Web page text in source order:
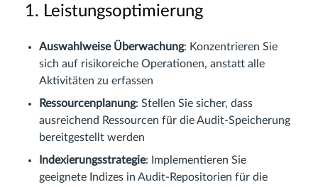
1. Leistungsoptimierung
Auswahlweise Überwachung: Konzentrieren Sie
sich auf risikoreiche Operationen, anstatt alle
Aktivitäten zu erfassen
Ressourcenplanung: Stellen Sie sicher, dass
ausreichend Ressourcen für die Audit-Speicherung
bereitgestellt werden
Indexierungsstrategie: Implementieren Sie
geeignete Indizes in Audit-Repositorien für die